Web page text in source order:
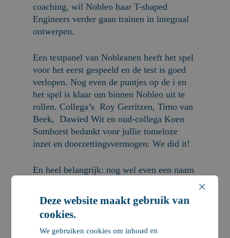
coaching, wil Nobleo haar T-shaped
Engineers verder gaan trainen in integraal
ontwerpen.
Een testpanel van Nobleanen heeft het spel
voor het eerst gespeeld en de test is goed
verlopen. Nog even de puntjes op de i en
het spel is klaar om binnen Nobleo uit te
rollen. Collega’s Roy Gerritzen, Timo van
Beek, Dawied Wit en oud-collega Koen
Somhorst bedankt voor jullie tomeloze
inzet en doorzettingsvermogen: We did it!
En heel belangrijk: nog wel even een naam
×
Deze website maakt gebruik van
cookies.
We gebruiken cookies om inhoud en